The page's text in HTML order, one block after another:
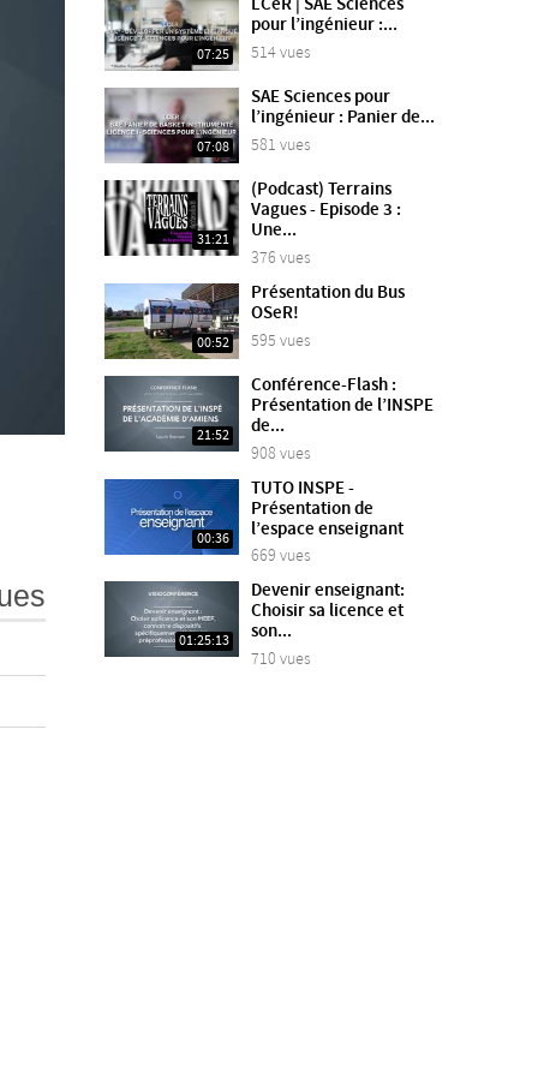
07:25
LCeR | SAÉ Sciences
pour l’ingénieur :...
514 vues
07:08
SAE Sciences pour
l’ingénieur : Panier de...
581 vues
31:21
(Podcast) Terrains
Vagues - Episode 3 :
Une...
376 vues
00:52
Présentation du Bus
OSeR!
595 vues
21:52
Conférence-Flash :
Présentation de l’INSPE
de...
908 vues
00:36
TUTO INSPE -
Présentation de
l’espace enseignant
669 vues
01:25:13
Devenir enseignant:
Choisir sa licence et
son...
710 vues